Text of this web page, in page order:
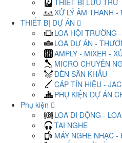
THIẾT BỊ LƯU TRỮ
XỬ LÝ ÂM THANH -
THIẾT BỊ DỰ ÁN
LOA HỘI TRƯỜNG
LOA DỰ ÁN -
AMPLY - MIXER -
MICRO CHUYÊN
ĐÈN SÂN KHẤU
CÁP TÍN HIỆU -
PHỤ KIỆN DỰ ÁN
Phụ kiện
LOA DI ĐỘNG -
TAI NGHE
MÁY NGHE NHẠC -